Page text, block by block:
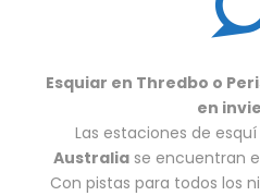
Esquiar en Thredbo o
en
Las estaciones de
Australiase encuentran
Con pistas para todos los